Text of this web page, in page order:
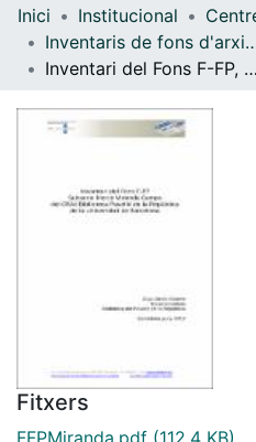
Inici Institucional
Inventaris de fons d'arxiu i de
Inventari del Fons F-FP, Subsèrie Mercè Miranda, del CRAI Biblioteca del Pavelló de la República de la Universitat de Barcelona
Fitxers
FFPMiranda.pdf (112.4 KB)